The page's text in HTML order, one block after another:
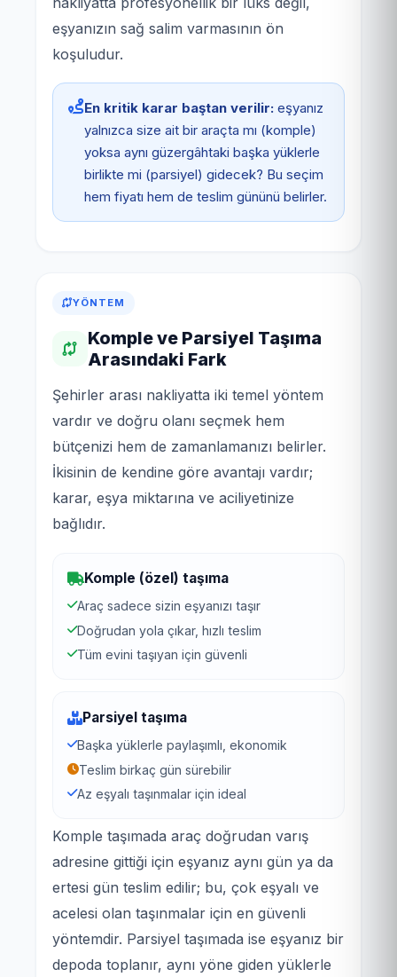
eşyanızın sağ salim varmasının ön
koşuludur.
En kritik karar baştan verilir: eşyanız
yalnızca size ait bir araçta mı (komple)
yoksa aynı güzergâhtaki başka yüklerle
birlikte mi (parsiyel) gidecek? Bu seçim
hem fiyatı hem de teslim gününü belirler.
YÖNTEM
Komple ve Parsiyel Taşıma
Arasındaki Fark
Şehirler arası nakliyatta iki temel yöntem
vardır ve doğru olanı seçmek hem
bütçenizi hem de zamanlamanızı belirler.
İkisinin de kendine göre avantajı vardır;
karar, eşya miktarına ve aciliyetinize
bağlıdır.
Komple (özel) taşıma
Araç sadece sizin eşyanızı taşır
Doğrudan yola çıkar, hızlı teslim
Tüm evini taşıyan için güvenli
Parsiyel taşıma
Başka yüklerle paylaşımlı, ekonomik
Teslim birkaç gün sürebilir
Az eşyalı taşınmalar için ideal
Komple taşımada araç doğrudan varış
adresine gittiği için eşyanız aynı gün ya da
ertesi gün teslim edilir; bu, çok eşyalı ve
acelesi olan taşınmalar için en güvenli
yöntemdir. Parsiyel taşımada ise eşyanız bir
depoda toplanır, aynı yöne giden yüklerle